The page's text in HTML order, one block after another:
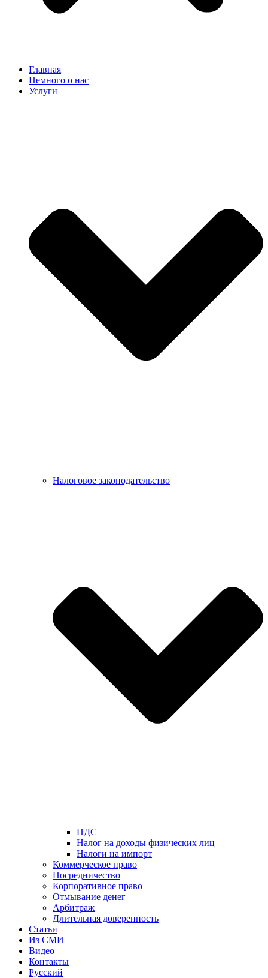
Главная
Немного о нас
Услуги
Налоговое законодательство
НДС
Налог на доходы физических лиц
Налоги на импорт
Коммерческое право
Посредничество
Корпоративное право
Отмывание денег
Арбитраж
Длительная доверенность
Статьи
Из СМИ
Видео
Контакты
Русский